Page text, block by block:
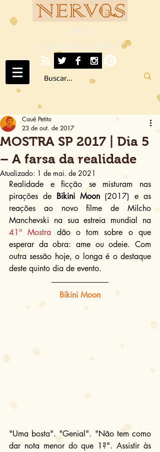
NERVOS
A ARTE SOB TODOS OS SENTIDOS
MOSTRA SP 2017 | Dia 5
– A farsa da realidade
Cauê Petito
23 de out. de 2017
Atualizado: 1 de mai. de 2021
Realidade e ficção se misturam nas
pirações de Bikini Moon (2017) e as
reações ao novo filme de Milcho
41ª Mostra dão o tom sobre o que
esperar da obra: ame ou odeie. Com
outra sessão hoje, o longa é o destaque
deste quinto dia de evento.
Bikini Moon
"Uma bosta". "Genial". "Não tem como
dar nota menor do que 1?". Assistir às